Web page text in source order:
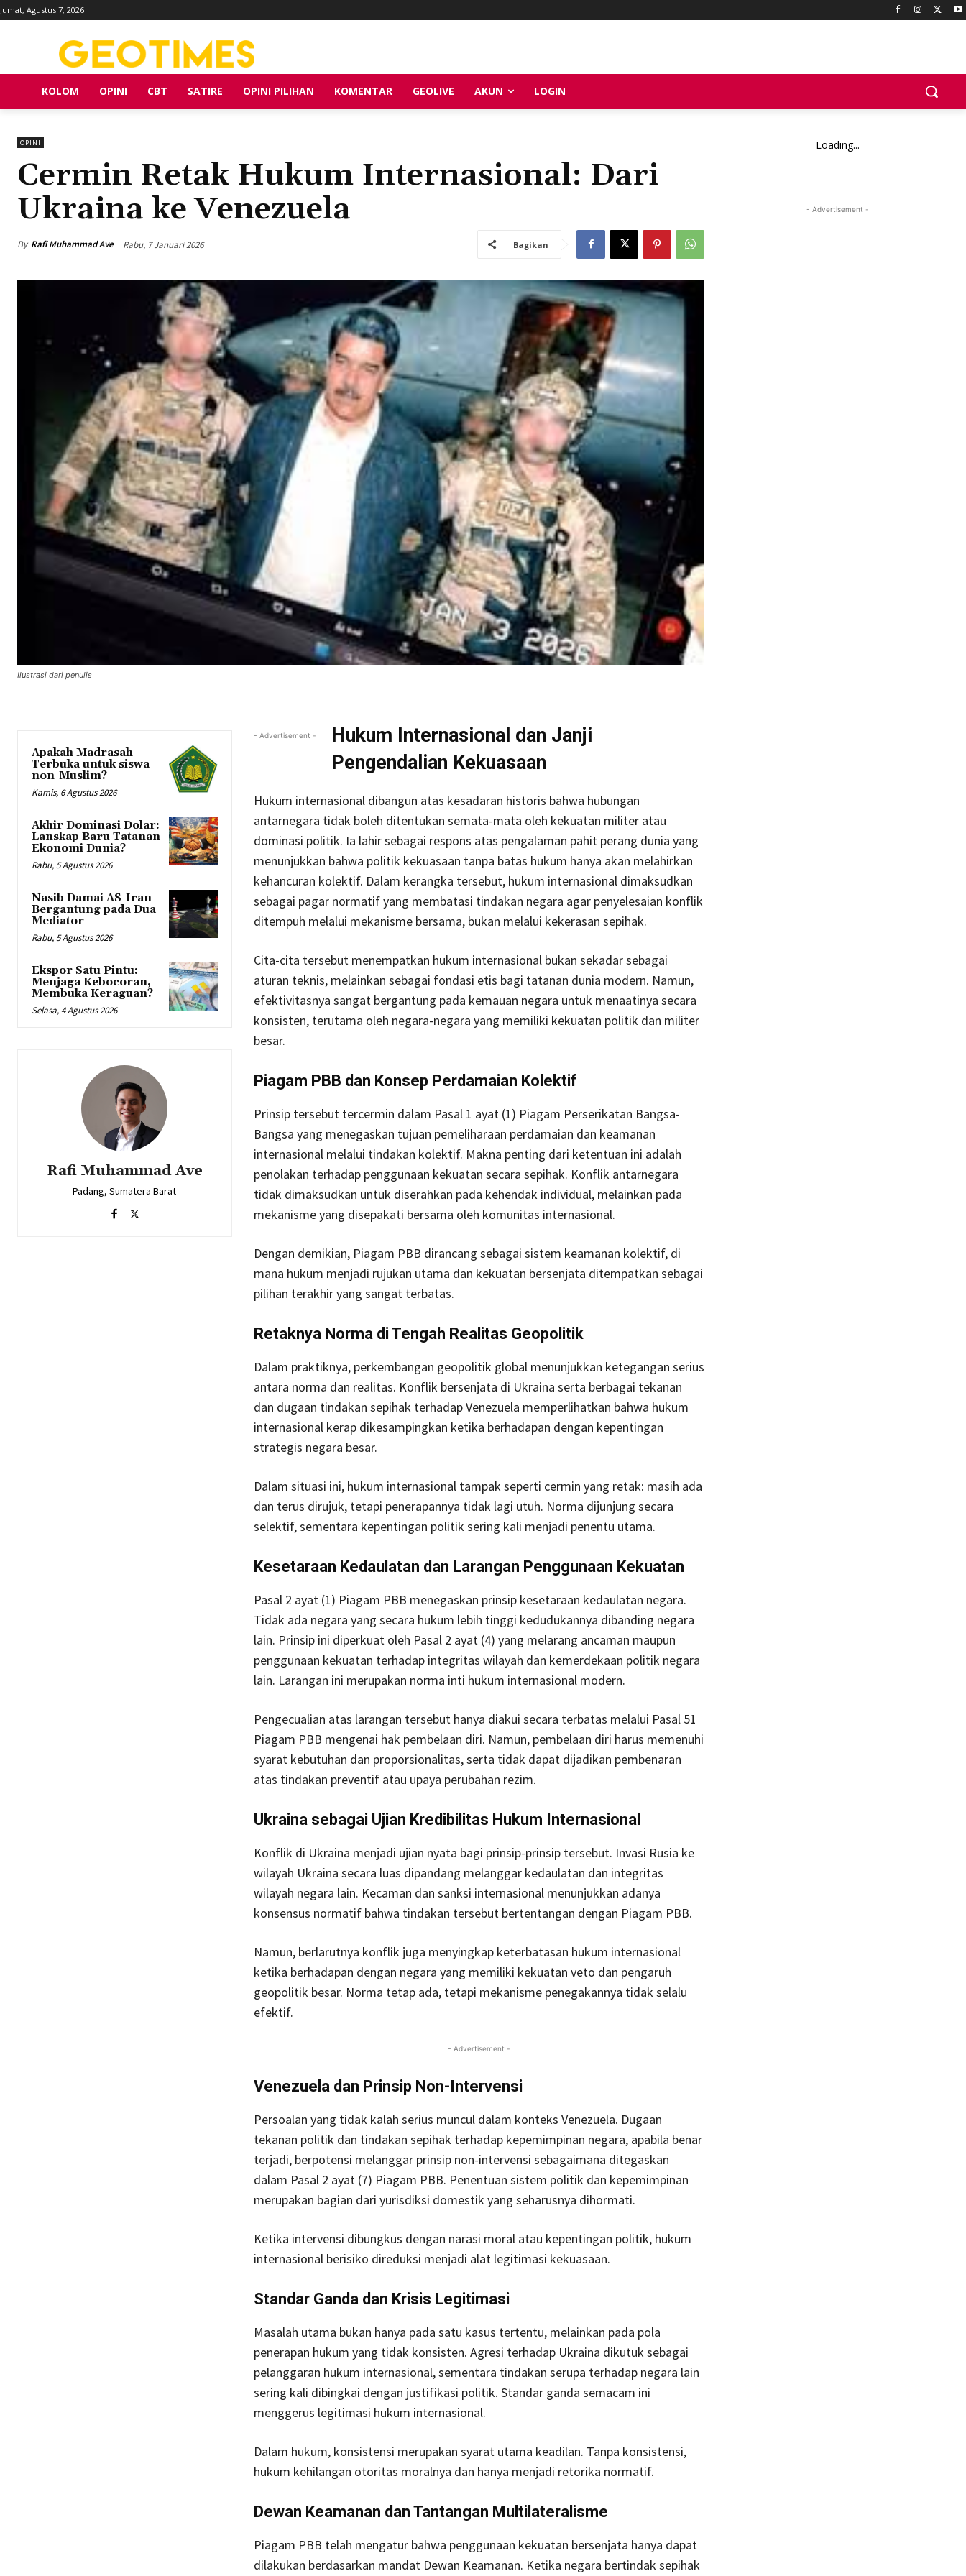
Jumat, Agustus 7, 2026
KOLOM OPINI CBT SATIRE OPINI PILIHAN KOMENTAR GEOLIVE AKUN LOGIN
OPINI
Cermin Retak Hukum Internasional: Dari
Ukraina ke Venezuela
By Rafi Muhammad Ave Rabu, 7 Januari 2026 Bagikan
Ilustrasi dari penulis
Apakah Madrasah
Terbuka untuk siswa
non-Muslim?
Kamis, 6 Agustus 2026
Akhir Dominasi Dolar:
Lanskap Baru Tatanan
Ekonomi Dunia?
Rabu, 5 Agustus 2026
Nasib Damai AS-Iran
Bergantung pada Dua
Mediator
Rabu, 5 Agustus 2026
Ekspor Satu Pintu:
Menjaga Kebocoran,
Membuka Keraguan?
Selasa, 4 Agustus 2026
Rafi Muhammad Ave
Padang, Sumatera Barat
- Advertisement -
Hukum Internasional dan Janji
Pengendalian Kekuasaan
Hukum internasional dibangun atas kesadaran historis bahwa hubungan
antarnegara tidak boleh ditentukan semata-mata oleh kekuatan militer atau
dominasi politik. Ia lahir sebagai respons atas pengalaman pahit perang dunia yang
menunjukkan bahwa politik kekuasaan tanpa batas hukum hanya akan melahirkan
kehancuran kolektif. Dalam kerangka tersebut, hukum internasional dimaksudkan
sebagai pagar normatif yang membatasi tindakan negara agar penyelesaian konflik
ditempuh melalui mekanisme bersama, bukan melalui kekerasan sepihak.
Cita-cita tersebut menempatkan hukum internasional bukan sekadar sebagai
aturan teknis, melainkan sebagai fondasi etis bagi tatanan dunia modern. Namun,
efektivitasnya sangat bergantung pada kemauan negara untuk menaatinya secara
konsisten, terutama oleh negara-negara yang memiliki kekuatan politik dan militer
besar.
Piagam PBB dan Konsep Perdamaian Kolektif
Prinsip tersebut tercermin dalam Pasal 1 ayat (1) Piagam Perserikatan Bangsa-
Bangsa yang menegaskan tujuan pemeliharaan perdamaian dan keamanan
internasional melalui tindakan kolektif. Makna penting dari ketentuan ini adalah
penolakan terhadap penggunaan kekuatan secara sepihak. Konflik antarnegara
tidak dimaksudkan untuk diserahkan pada kehendak individual, melainkan pada
mekanisme yang disepakati bersama oleh komunitas internasional.
Dengan demikian, Piagam PBB dirancang sebagai sistem keamanan kolektif, di
mana hukum menjadi rujukan utama dan kekuatan bersenjata ditempatkan sebagai
pilihan terakhir yang sangat terbatas.
Retaknya Norma di Tengah Realitas Geopolitik
Dalam praktiknya, perkembangan geopolitik global menunjukkan ketegangan serius
antara norma dan realitas. Konflik bersenjata di Ukraina serta berbagai tekanan
dan dugaan tindakan sepihak terhadap Venezuela memperlihatkan bahwa hukum
internasional kerap dikesampingkan ketika berhadapan dengan kepentingan
strategis negara besar.
Dalam situasi ini, hukum internasional tampak seperti cermin yang retak: masih ada
dan terus dirujuk, tetapi penerapannya tidak lagi utuh. Norma dijunjung secara
selektif, sementara kepentingan politik sering kali menjadi penentu utama.
Kesetaraan Kedaulatan dan Larangan Penggunaan Kekuatan
Pasal 2 ayat (1) Piagam PBB menegaskan prinsip kesetaraan kedaulatan negara.
Tidak ada negara yang secara hukum lebih tinggi kedudukannya dibanding negara
lain. Prinsip ini diperkuat oleh Pasal 2 ayat (4) yang melarang ancaman maupun
penggunaan kekuatan terhadap integritas wilayah dan kemerdekaan politik negara
lain. Larangan ini merupakan norma inti hukum internasional modern.
Pengecualian atas larangan tersebut hanya diakui secara terbatas melalui Pasal 51
Piagam PBB mengenai hak pembelaan diri. Namun, pembelaan diri harus memenuhi
syarat kebutuhan dan proporsionalitas, serta tidak dapat dijadikan pembenaran
atas tindakan preventif atau upaya perubahan rezim.
Ukraina sebagai Ujian Kredibilitas Hukum Internasional
Konflik di Ukraina menjadi ujian nyata bagi prinsip-prinsip tersebut. Invasi Rusia ke
wilayah Ukraina secara luas dipandang melanggar kedaulatan dan integritas
wilayah negara lain. Kecaman dan sanksi internasional menunjukkan adanya
konsensus normatif bahwa tindakan tersebut bertentangan dengan Piagam PBB.
Namun, berlarutnya konflik juga menyingkap keterbatasan hukum internasional
ketika berhadapan dengan negara yang memiliki kekuatan veto dan pengaruh
geopolitik besar. Norma tetap ada, tetapi mekanisme penegakannya tidak selalu
efektif.
- Advertisement -
Venezuela dan Prinsip Non-Intervensi
Persoalan yang tidak kalah serius muncul dalam konteks Venezuela. Dugaan
tekanan politik dan tindakan sepihak terhadap kepemimpinan negara, apabila benar
terjadi, berpotensi melanggar prinsip non-intervensi sebagaimana ditegaskan
dalam Pasal 2 ayat (7) Piagam PBB. Penentuan sistem politik dan kepemimpinan
merupakan bagian dari yurisdiksi domestik yang seharusnya dihormati.
Ketika intervensi dibungkus dengan narasi moral atau kepentingan politik, hukum
internasional berisiko direduksi menjadi alat legitimasi kekuasaan.
Standar Ganda dan Krisis Legitimasi
Masalah utama bukan hanya pada satu kasus tertentu, melainkan pada pola
penerapan hukum yang tidak konsisten. Agresi terhadap Ukraina dikutuk sebagai
pelanggaran hukum internasional, sementara tindakan serupa terhadap negara lain
sering kali dibingkai dengan justifikasi politik. Standar ganda semacam ini
menggerus legitimasi hukum internasional.
Dalam hukum, konsistensi merupakan syarat utama keadilan. Tanpa konsistensi,
hukum kehilangan otoritas moralnya dan hanya menjadi retorika normatif.
Dewan Keamanan dan Tantangan Multilateralisme
Piagam PBB telah mengatur bahwa penggunaan kekuatan bersenjata hanya dapat
dilakukan berdasarkan mandat Dewan Keamanan. Ketika negara bertindak sepihak
Loading...
- Advertisement -